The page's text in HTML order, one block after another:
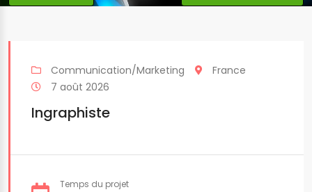
Communication/Marketing
France
7 août 2026
Ingraphiste
Temps du projet